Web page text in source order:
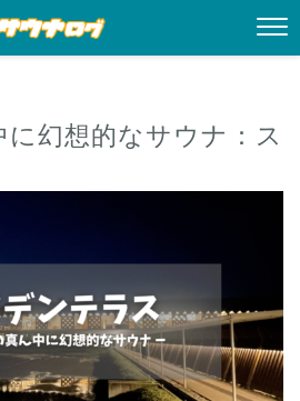
に幻想的なサウナ：ス